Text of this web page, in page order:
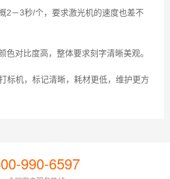
2－3秒/个，要求激光机的速度也差不
对比度高，整体要求刻字清晰美观。
标机，标记清晰，耗材更低，维护更方
990-6597